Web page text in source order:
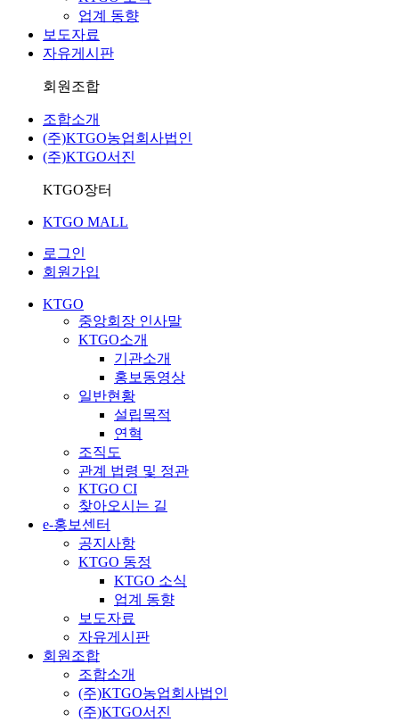
업계 동향
보도자료
자유게시판
회원조합
조합소개
(주)KTGO농업회사법인
(주)KTGO서진
KTGO장터
KTGO MALL
로그인
회원가입
KTGO
중앙회장 인사말
KTGO소개
기관소개
홍보동영상
일반현황
설립목적
연혁
조직도
관계 법령 및 정관
KTGO CI
찾아오시는 길
e-홍보센터
공지사항
KTGO 동정
KTGO 소식
업계 동향
보도자료
자유게시판
회원조합
조합소개
(주)KTGO농업회사법인
(주)KTGO서진